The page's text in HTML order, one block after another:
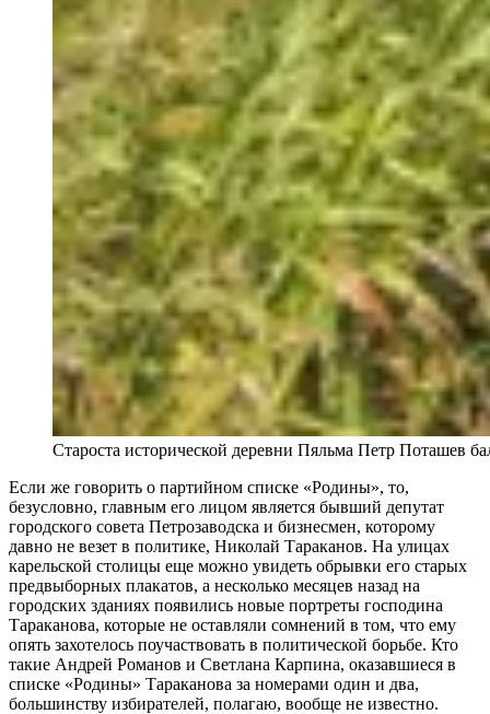
Староста исторической деревни Пяльма Петр Поташев
Если же говорить о партийном списке «Родины», то,
безусловно, главным его лицом является бывший депутат
городского совета Петрозаводска и бизнесмен, которому
давно не везет в политике, Николай Тараканов. На улицах
карельской столицы еще можно увидеть обрывки его старых
предвыборных плакатов, а несколько месяцев назад на
городских зданиях появились новые портреты господина
Тараканова, которые не оставляли сомнений в том, что ему
опять захотелось поучаствовать в политической борьбе. Кто
такие Андрей Романов и Светлана Карпина, оказавшиеся в
списке «Родины» Тараканова за номерами один и два,
большинству избирателей, полагаю, вообще не известно.